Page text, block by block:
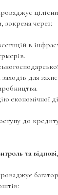
зокрема через:
в
для
економічної
до
та